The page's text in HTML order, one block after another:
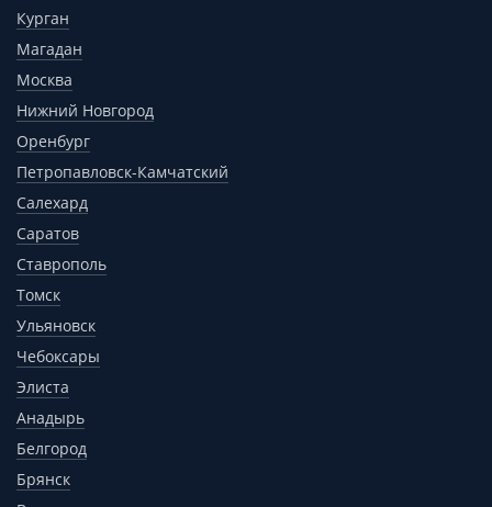
Курган
Магадан
Москва
Нижний Новгород
Оренбург
Петропавловск-Камчатский
Салехард
Саратов
Ставрополь
Томск
Ульяновск
Чебоксары
Элиста
Анадырь
Белгород
Брянск